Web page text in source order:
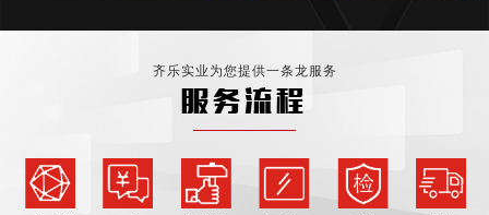
齐乐实业为您提供一条龙服务
服务流程